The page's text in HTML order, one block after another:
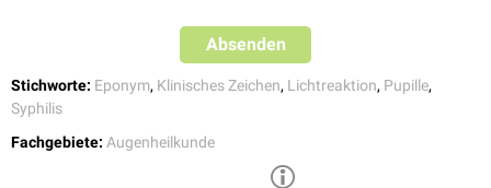
Absenden
Stichworte: Eponym, Klinisches Zeichen, Lichtreaktion, Pupille,
Syphilis
Fachgebiete: Augenheilkunde